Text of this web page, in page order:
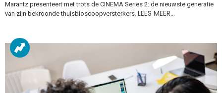
Marantz presenteert met trots de CINEMA Series 2: de nieuwste generatie
van zijn bekroonde thuisbioscoopversterkers. LEES MEER…